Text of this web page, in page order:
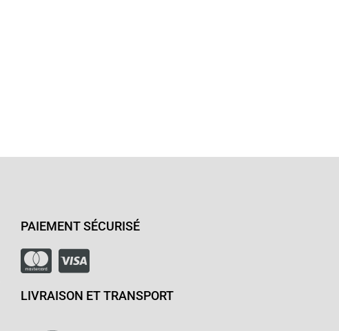
PAIEMENT SÉCURISÉ
LIVRAISON ET TRANSPORT